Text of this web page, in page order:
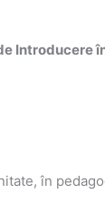
Introducere
în